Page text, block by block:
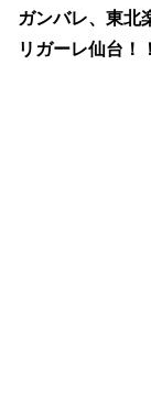
ガンバレ、東北
リガーレ仙台！！